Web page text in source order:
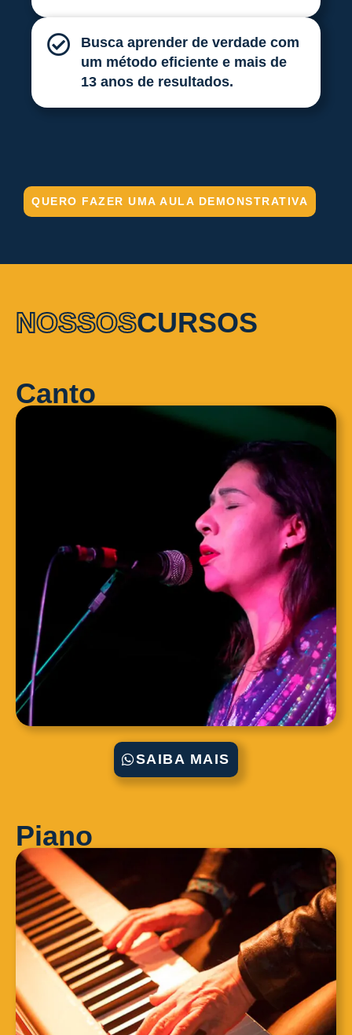
Busca aprender de verdade com
um método eficiente e mais de
13 anos de resultados.
QUERO FAZER UMA AULA DEMONSTRATIVA
NOSSOSCURSOS
Canto
SAIBA MAIS
Piano